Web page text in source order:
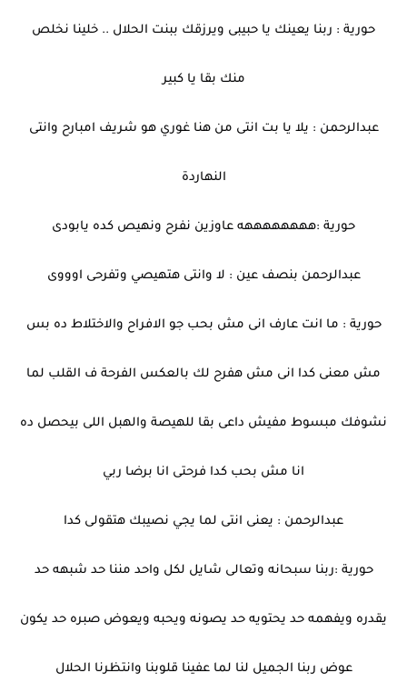
حورية : ربنا يعينك يا حبيبى ويرزقك ببنت الحلال .. خلينا نخلص
منك بقا يا كبير
عبدالرحمن : يلا يا بت انتى من هنا غوري هو شريف امبارح وانتى
النهاردة
حورية :ههههههههه عاوزين نفرح ونهيص كده يابودى
عبدالرحمن بنصف عين : لا وانتى هتهيصي وتفرحى اوووى
حورية : ما انت عارف انى مش بحب جو الافراح والاختلاط ده بس
مش معنى كدا انى مش هفرح لك بالعكس الفرحة ف القلب لما
نشوفك مبسوط مفيش داعى بقا للهيصة والهبل اللى بيحصل ده
انا مش بحب كدا فرحتى انا برضا ربي
عبدالرحمن : يعنى انتى لما يجي نصيبك هتقولى كدا
حورية :ربنا سبحانه وتعالى شايل لكل واحد مننا حد شبهه حد
يقدره ويفهمه حد يحتويه حد يصونه ويحبه ويعوض صبره حد يكون
عوض ربنا الجميل لنا لما عفينا قلوبنا وانتظرنا الحلال